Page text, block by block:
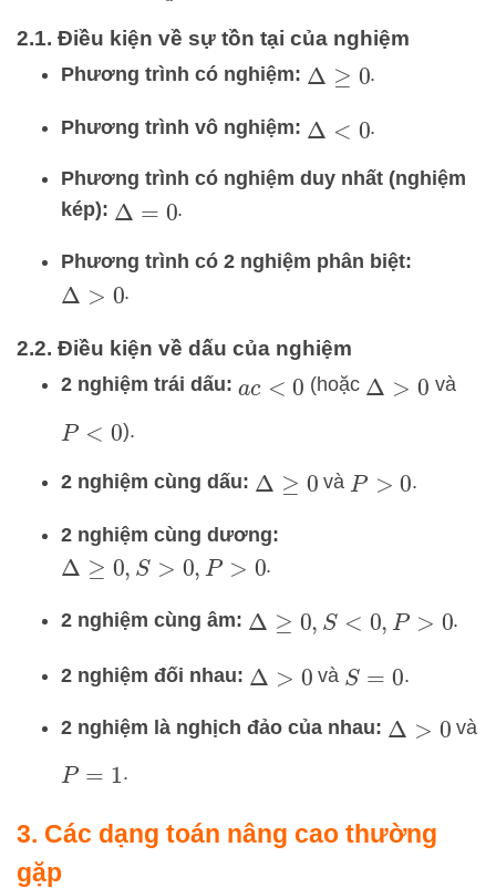
2.1. Điều kiện về sự tồn tại của nghiệm
Phương trình có nghiệm: Δ≥0 .
Phương trình vô nghiệm: Δ<0 .
Phương trình có nghiệm duy nhất (nghiệm
kép): Δ=0 .
Phương trình có 2 nghiệm phân biệt:
Δ>0 .
2.2. Điều kiện về dấu của nghiệm
2 nghiệm trái dấu: ac <0 (hoặc Δ>0 và
P<0 ).
2 nghiệm cùng dấu: Δ≥0 và P>0 .
2 nghiệm cùng dương:
Δ≥0 S>0 ,P >0 .
2 nghiệm cùng âm: Δ≥0 S<0 ,P >0 .
2 nghiệm đối nhau: Δ>0 và S =0 .
2 nghiệm là nghịch đảo của nhau: Δ>0 và
P=1 .
3. Các dạng toán nâng cao thường
gặp